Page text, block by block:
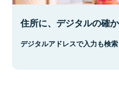
住所に、デジタルの確か
デジタルアドレスで入力も検索